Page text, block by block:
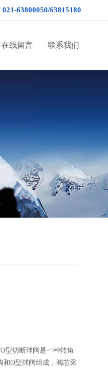
021-63800050/63815180
在线留言 联系我们
型切断球阀是一种转角
和O型球阀组成，阀芯采